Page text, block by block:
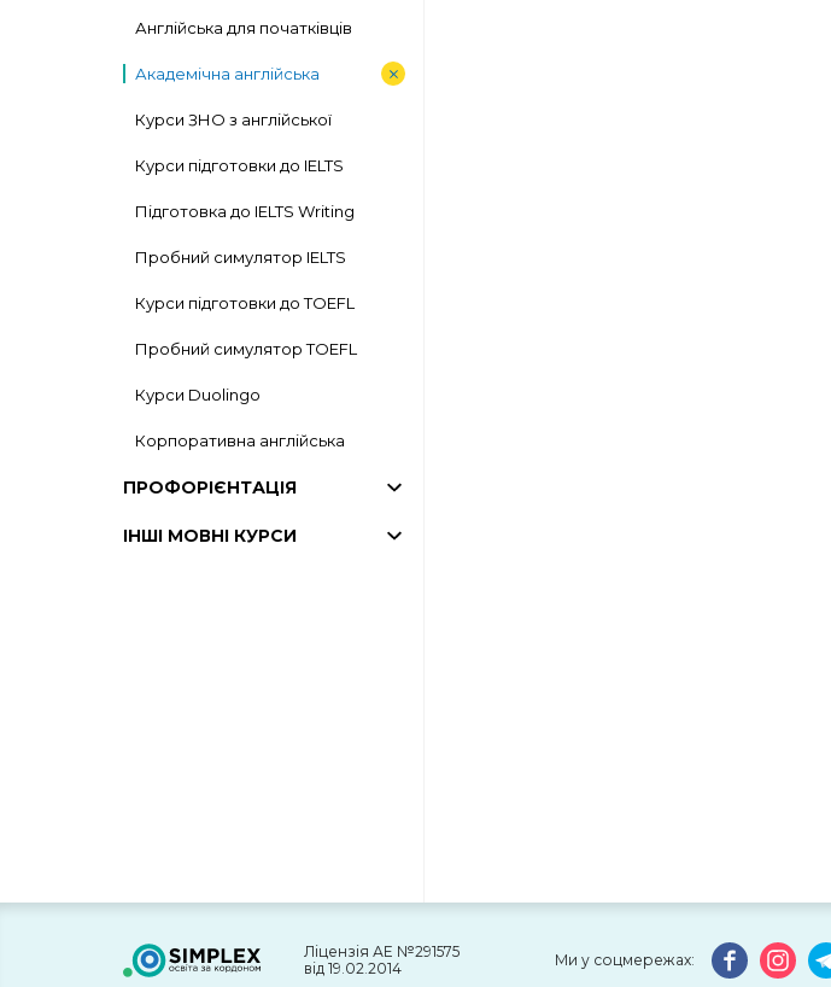
Англійська для початківців
Академічна англійська
Курси ЗНО з англійської
Курси підготовки до IELTS
Підготовка до IELTS Writing
Пробний симулятор IELTS
Курси підготовки до TOEFL
Пробний симулятор TOEFL
Курси Duolingo
Корпоративна англійська
ПРОФОРІЄНТАЦІЯ
ІНШІ МОВНІ КУРСИ
Ліцензія АЕ №291575
від 19.02.2014
Ми у соцмережах: